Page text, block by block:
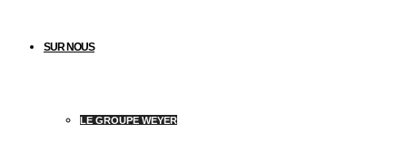
SUR NOUS
LE GROUPE WEYER